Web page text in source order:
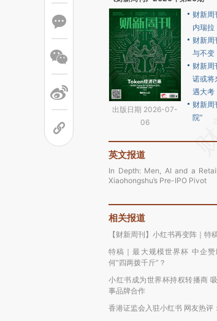
出版日期 2026-07-
06
财新周
内瑞拉
财新周
与不变
财新周
诺或将
遇大考
财新周
院”
英文报道
In Depth: Men, AI and a
Xiaohongshu’s Pre-IPO Pivot
相关报道
【财新周刊】小红书再变阵｜特
特稿｜最大规模世界杯 中企
何“四两拨千斤”？
小红书成为世界杯持权转播商
事品牌合作
香港证监会入驻小红书 网友热评